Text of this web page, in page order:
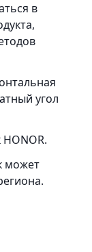
в
угол
может